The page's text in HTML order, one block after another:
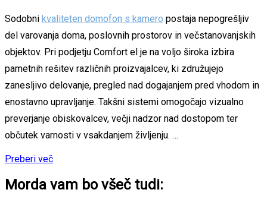
Sodobni kvaliteten domofon s kamero postaja nepogrešljiv
del varovanja doma, poslovnih prostorov in večstanovanjskih
objektov. Pri podjetju Comfort el je na voljo široka izbira
pametnih rešitev različnih proizvajalcev, ki združujejo
zanesljivo delovanje, pregled nad dogajanjem pred vhodom in
enostavno upravljanje. Takšni sistemi omogočajo vizualno
preverjanje obiskovalcev, večji nadzor nad dostopom ter
občutek varnosti v vsakdanjem življenju. …
Preberi več
Morda vam bo všeč tudi: